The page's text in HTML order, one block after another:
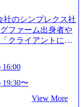
や健康をサポート
ル業界の動向や業務
催時のアンケート
りました」「業界
の体感的なお話を
を検討中の段階の
日夜という日程の
なく、現職への配
のオンライン参加
構想・事業展開/入
ンライン (Google M
ネスサイドでのキャ
に決めてはいない
社のシンプレクス社
ファーム出身者や
クライアントにと
ァーム テクノロジ
つDX時代におい
心に最先端テクノ
の企業価値の最大
19:30〜
View More